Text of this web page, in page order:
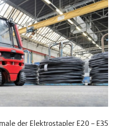
der Elektrostapler E20 – E35